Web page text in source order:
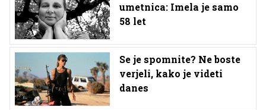
umetnica: Imela je samo
58 let
Se je spomnite? Ne boste
verjeli, kako je videti
danes